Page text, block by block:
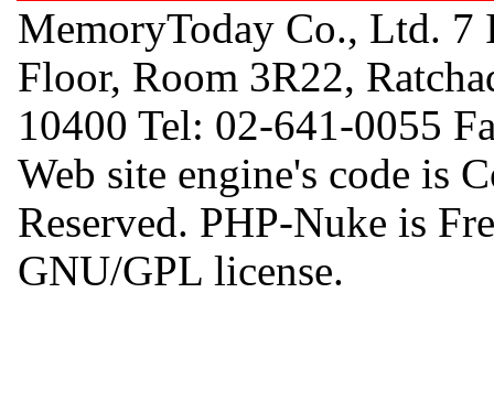
MemoryToday Co., Ltd.
Floor, Room 3R22,
10400 Tel: 02-641-0055
Web site engine's code is
Reserved. PHP-Nuke is
GNU/GPL license.